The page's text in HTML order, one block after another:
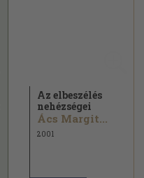
Az elbeszélés
nehézségei
Ács Margit...
2001